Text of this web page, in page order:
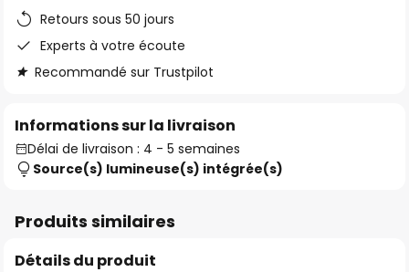
Retours sous 50 jours
Experts à votre écoute
Recommandé sur Trustpilot
Informations sur la livraison
Délai de livraison : 4 - 5 semaines
Source(s) lumineuse(s) intégrée(s)
Produits similaires
Détails du produit